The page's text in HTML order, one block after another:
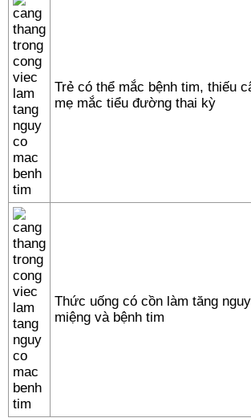
Trẻ có thể mắc bệnh tim, thiếu
mẹ mắc tiểu đường thai kỳ
Thức uống có cồn làm tăng
miệng và bệnh tim